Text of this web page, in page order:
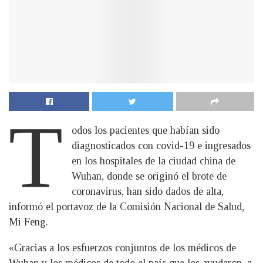
T
odos los pacientes que habían sido
diagnosticados con covid-19 e ingresados
en los hospitales de la ciudad china de
Wuhan, donde se originó el brote de
coronavirus, han sido dados de alta,
informó el portavoz de la Comisión Nacional de Salud,
Mi Feng.
«Gracias a los esfuerzos conjuntos de los médicos de